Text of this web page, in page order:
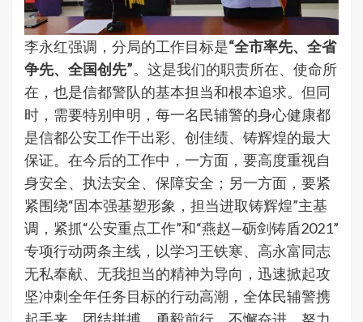
李永红强调，分局的工作目标是“全市率先、全省
争先、全国创先”。这是我们的职责所在、使命所
在，也是信都警队的基本担当和根本追求。但同
时，需要特别申明，每一名民辅警的身心健康都
是信都公安工作干出彩、创佳绩、铸辉煌的最大
保证。在今后的工作中，一方面，要高度重视自
身安全、执法安全、保障安全；另一方面，要紧
紧围绕“固本强基塑形象，担当进取铸辉煌”主基
调，紧抓“公安重点工作”和“燕赵—砺剑铸盾2021”
专项行动两条主线，以学习王铁寒、高永富同志
无私奉献、无我担当的精神为导向，迅速掀起攻
坚冲刺全年任务目标的行动高潮，全体民辅警携